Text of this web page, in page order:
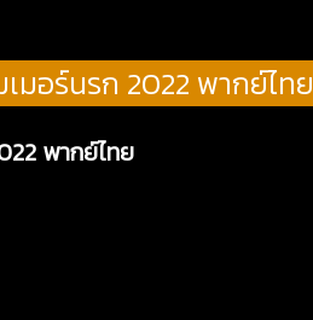
มอร์นรก 2022 พากย์ไทย
พากย์ไทย